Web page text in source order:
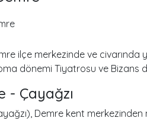
ilçe merkezinde ve
dönemi Tiyatrosu ve Bizans
- Çayağzı
Demre kent